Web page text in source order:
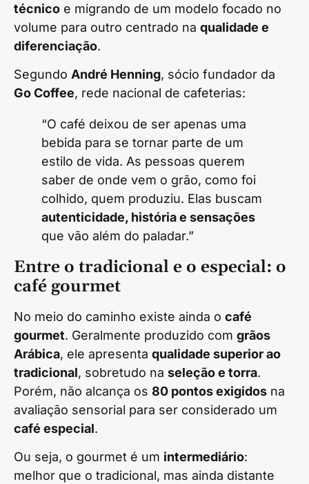
técnico e migrando de um modelo focado no
volume para outro centrado na qualidade e
diferenciação.
Segundo André Henning, sócio fundador da
Go Coffee, rede nacional de cafeterias:
“O café deixou de ser apenas uma
bebida para se tornar parte de um
estilo de vida. As pessoas querem
saber de onde vem o grão, como foi
colhido, quem produziu. Elas buscam
autenticidade, história e sensações
que vão além do paladar.”
Entre o tradicional e o especial: o
café gourmet
No meio do caminho existe ainda o café
gourmet. Geralmente produzido com grãos
Arábica, ele apresenta qualidade superior ao
tradicional, sobretudo na seleção e torra.
Porém, não alcança os 80 pontos exigidos na
avaliação sensorial para ser considerado um
café especial.
Ou seja, o gourmet é um intermediário:
melhor que o tradicional, mas ainda distante